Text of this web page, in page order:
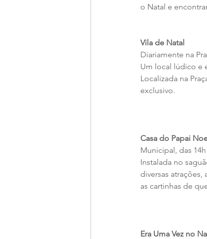
o Natal e
Vila de Natal
Diariamente na
Um local lúdico e
Localizada na
exclusivo.
Casa do Papai
Municipal, das 14h
Instalada no
diversas
as cartinhas de
Era Uma Vez no